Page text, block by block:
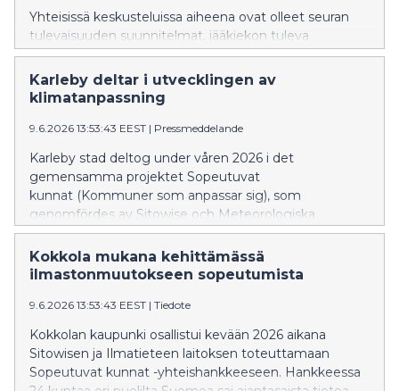
Yhteisissä keskusteluissa aiheena ovat olleet seuran
tulevaisuuden suunnitelmat, jääkiekon tuleva
sarjauudistus ja sen tuomat mahdollisuudet
Hermeksen toiminnan kehittämiselle.
Karleby deltar i utvecklingen av
klimatanpassning
9.6.2026 13:53:43 EEST | Pressmeddelande
Karleby stad deltog under våren 2026 i det
gemensamma projektet Sopeutuvat
kunnat (Kommuner som anpassar sig), som
genomfördes av Sitowise och Meteorologiska
institutet. Inom projektet fick 24 kommuner runt om i
Finland uppdaterad information om
klimatförändringens effekter på sina
förbereda sig för förändrade förhållanden.
Kokkola mukana kehittämässä
ilmastonmuutokseen sopeutumista
9.6.2026 13:53:43 EEST | Tiedote
Kokkolan kaupunki osallistui kevään 2026 aikana
Sitowisen ja Ilmatieteen laitoksen toteuttamaan
Sopeutuvat kunnat -yhteishankkeeseen. Hankkeessa